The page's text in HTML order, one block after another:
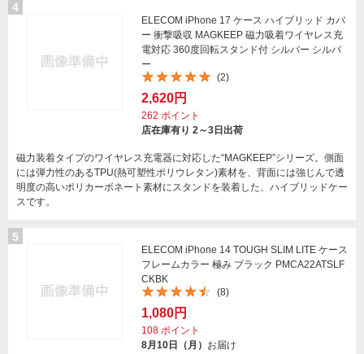
4
ELECOM iPhone 17 ケース ハイブリッド カバ
ー 衝撃吸収 MAGKEEP 磁力吸着ワイヤレス充
電対応 360度回転スタンド付 シルバー シルバ
ー
(2)
2,620円
262 ポイント
店在庫有り 2～3日出荷
磁力装着タイプのワイヤレス充電器に対応した“MAGKEEP”シリーズ。側面
には弾力性のあるTPU(熱可塑性ポリウレタン)素材を、背面には強じんで透
明度の高いポリカーボネート素材にスタンドを装着した、ハイブリッドケー
スです。
5
ELECOM iPhone 14 TOUGH SLIM LITE ケース
フレームカラー 極み ブラック PMCA22ATSLF
CKBK
(8)
1,080円
108 ポイント
8月10日（月） お届け